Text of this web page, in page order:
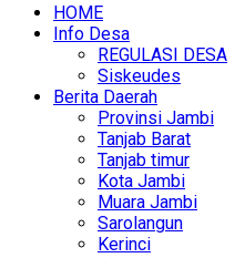
HOME
Info Desa
REGULASI DESA
Siskeudes
Berita Daerah
Provinsi Jambi
Tanjab Barat
Tanjab timur
Kota Jambi
Muara Jambi
Sarolangun
Kerinci